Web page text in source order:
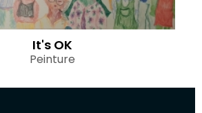
It's OK
Peinture